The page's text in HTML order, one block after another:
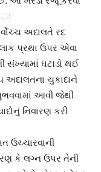
ઃ
અદાલતે રદ
પ્રથા ઉપર એવા
સંખ્યામાં ઘટાડો થઈ
ચુકાદાને
આવી જેથી
નિવારણ કરી
ઉચ્ચારવાની
કે લગ્ન ઉપર તેની